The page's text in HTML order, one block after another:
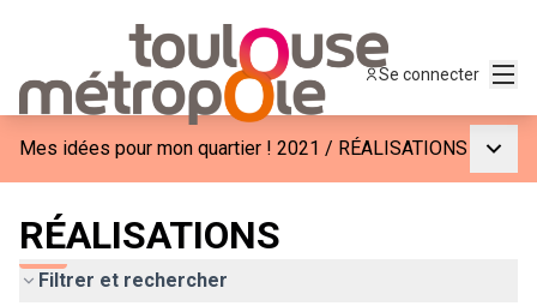
Se connecter
Mes idées pour mon quartier ! 2021 / RÉALISATIONS
RÉALISATIONS
Filtrer et rechercher